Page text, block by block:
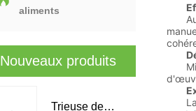
aliments
Nouveaux produits
Trieuse de
La